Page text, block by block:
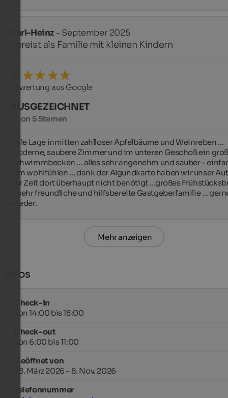
Karl-Heinz - September 2025
gereist als Familie mit kleinen Kindern
Bewertung aus Google
AUSGEZEICHNET
5 von 5 Sternen
Tolle Lage inmitten zahlloser Apfelbäume und Weinreben …
moderne, saubere Zimmer und im unteren Geschoß ein
Schwimmbecken … alles sehr angenehm und sauber -
zum wohlfühlen … dank der Algundkarte haben wir unser
der Zeit dort überhaupt nicht benötigt …großes
… sehr freundliche und hilfsbereite Gastgeberfamilie …
wieder.
Mehr anzeigen
Infos
Check-in
von 14:00 bis 18:00
Check-out
von 6:00 bis 11:00
Geöffnet von
28. März 2026 - 8. Nov. 2026
Telefonnummer